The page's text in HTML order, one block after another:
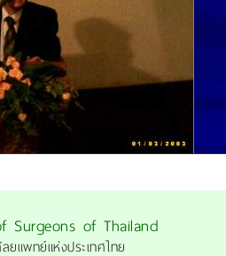
Surgeons of Thailand
ยแพทย์แห่งประเทศไทย